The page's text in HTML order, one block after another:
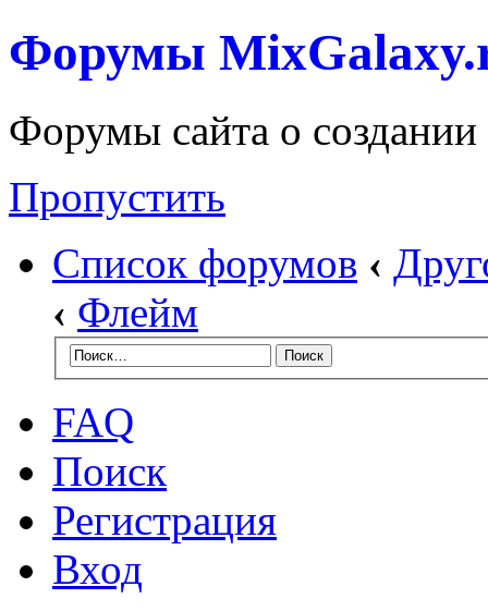
Форумы
Форумы сайта о
Пропустить
Список форумов ‹
‹ Флейм
FAQ
Поиск
Регистрация
Вход